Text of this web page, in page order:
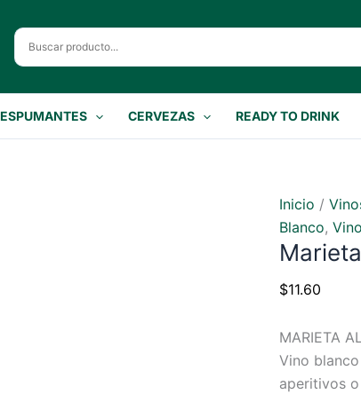
ESPUMANTES CERVEZAS READY TO DRINK
Inicio /
Blanco,
$11.60
MARIETA
Vino
aperitivos